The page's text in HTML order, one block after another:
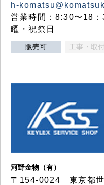
h-
営業時間：8:30〜18
曜・祝祭日
販売可 工事・取
河野金物（有）
〒154-0024 東京都